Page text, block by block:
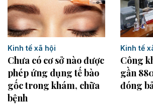
Kinh tế xã hội
Chưa có cơ sở nào được
phép ứng dụng tế bào
gốc trong khám, chữa
bệnh
Kinh tế
Công
gần
đóng